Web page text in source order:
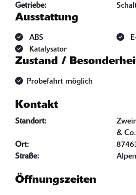
Getriebe:
Ausstattung
ABS
Katalysator
Zustand /
Probefahrt möglich
Kontakt
Standort:
&
Ort:
Straße:
Öffnungszeiten